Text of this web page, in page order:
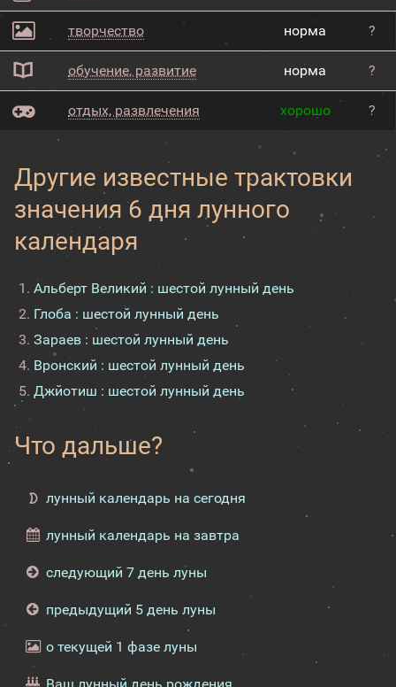
творчество норма ?
обучение, развитие норма ?
отдых, развлечения хорошо ?
Другие известные трактовки
значения 6 дня лунного
календаря
Альберт Великий : шестой лунный день
Глоба : шестой лунный день
Зараев : шестой лунный день
Вронский : шестой лунный день
Джйотиш : шестой лунный день
Что дальше?
лунный календарь на сегодня
лунный календарь на завтра
следующий 7 день луны
предыдущий 5 день луны
о текущей 1 фазе луны